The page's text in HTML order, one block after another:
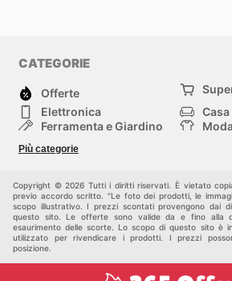
CATEGORIE
Offerte
Elettronica
Ferramenta e Giardino
Moda
Bambini e Neonati
Più categorie
Copyright © 2026 Tutti i diritti riservati. È vietato
previo accordo scritto. "Le foto dei prodotti, le
scopo illustrativo. I prezzi scontati provengono dai
questo sito. Le offerte sono valide da e fino alla
esaurimento delle scorte. Lo scopo di questo sito è
utilizzato per rivendicare i prodotti. I prezzi
posizione.